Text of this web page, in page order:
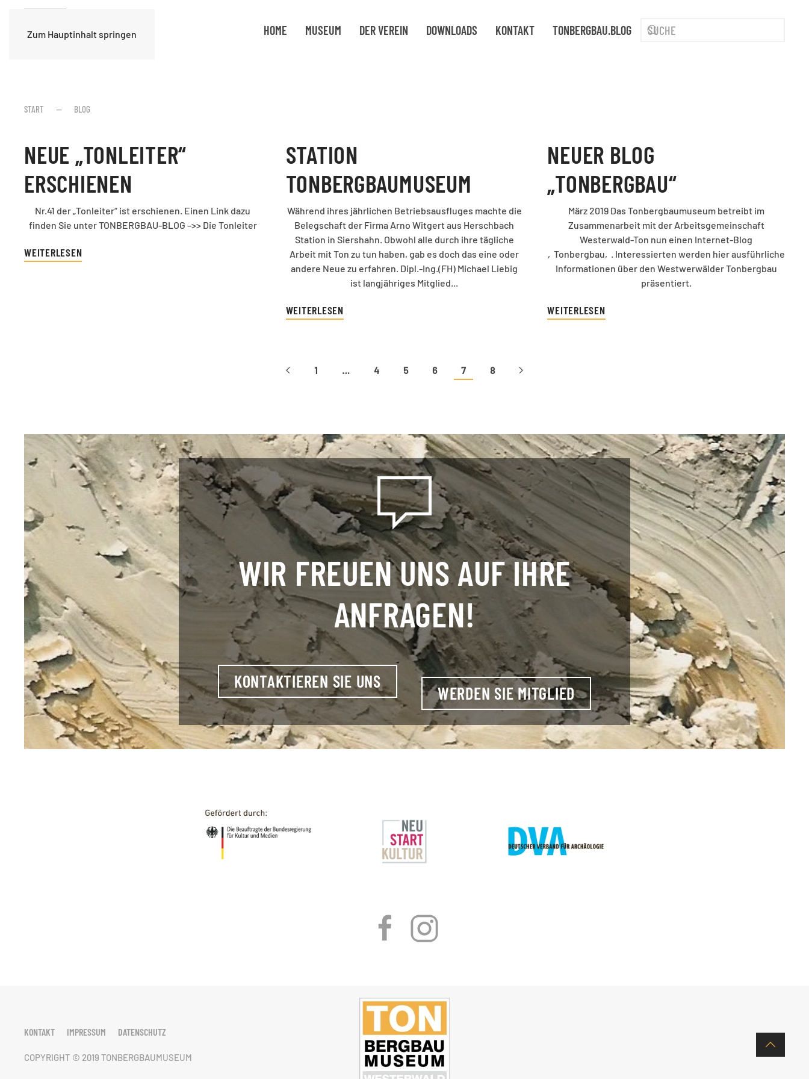
Zum Hauptinhalt springen HOME MUSEUM DER VEREIN DOWNLOADS KONTAKT TONBERGBAU.BLOG
START BLOG
NEUE „TONLEITER“
ERSCHIENEN
Nr.41 der „Tonleiter“ ist erschienen. Einen Link dazu
finden Sie unter TONBERGBAU-BLOG –>> Die Tonleiter
WEITERLESEN
STATION
TONBERGBAUMUSEUM
Während ihres jährlichen Betriebsausfluges machte die
Belegschaft der Firma Arno Witgert aus Herschbach
Station in Siershahn. Obwohl alle durch ihre tägliche
Arbeit mit Ton zu tun haben, gab es doch das eine oder
andere Neue zu erfahren. Dipl.-Ing.(FH) Michael Liebig
ist langjähriges Mitglied...
WEITERLESEN
NEUER BLOG
„TONBERGBAU“
März 2019 Das Tonbergbaumuseum betreibt im
Zusammenarbeit mit der Arbeitsgemeinschaft
Westerwald-Ton nun einen Internet-Blog
‚Tonbergbau‚. Interessierten werden hier ausführliche
Informationen über den Westwerwälder Tonbergbau
präsentiert.
WEITERLESEN
1 … 4 5 6 7 8
WIR FREUEN UNS AUF IHRE
ANFRAGEN!
KONTAKTIEREN SIE UNS
WERDEN SIE MITGLIED
KONTAKT IMPRESSUM DATENSCHUTZ
COPYRIGHT © 2019 TONBERGBAUMUSEUM